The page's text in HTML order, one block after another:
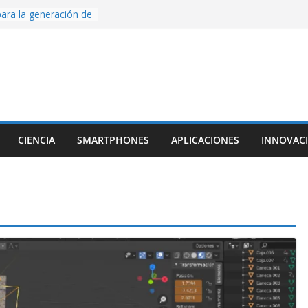
la generación de
con Inteligencia
una app
una
CIENCIA SMARTPHONES APLICACIONES